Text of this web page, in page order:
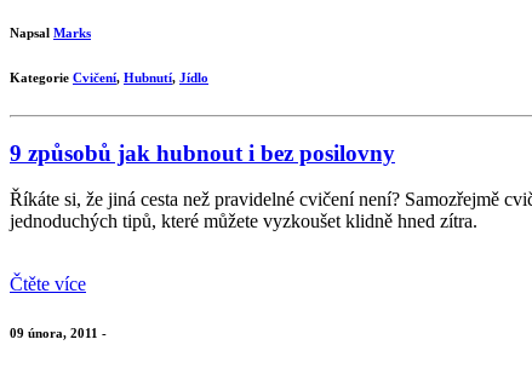
Napsal Marks
Kategorie Cvičení, Hubnutí, Jídlo
9 způsobů jak hubnout i bez posilovny
Říkáte si, že jiná cesta než pravidelné cvičení není? Samozřejmě
jednoduchých tipů, které můžete vyzkoušet klidně hned zítra.
Čtěte více
09 února, 2011 -